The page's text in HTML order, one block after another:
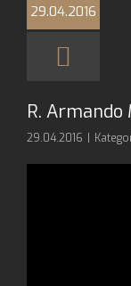
29.04.2016
R.
29.04.2016